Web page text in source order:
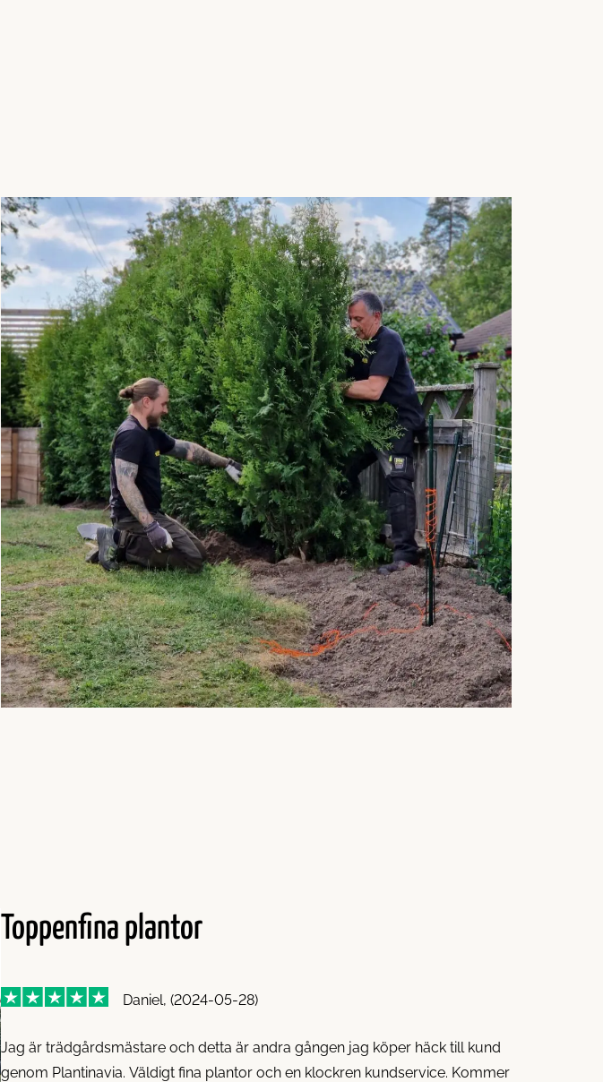
Toppenfina plantor
Daniel, (2024-05-28)
Jag är trädgårdsmästare och detta är andra gången jag köper häck till kund
genom Plantinavia. Väldigt fina plantor och en klockren kundservice. Kommer